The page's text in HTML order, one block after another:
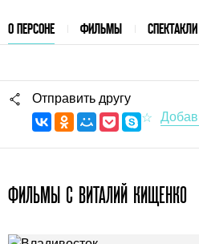
О ПЕРСОНЕ ФИЛЬМЫ СПЕКТАКЛИ
Отправить другу
ФИЛЬМЫ С ВИТАЛИЙ КИЩЕНКО